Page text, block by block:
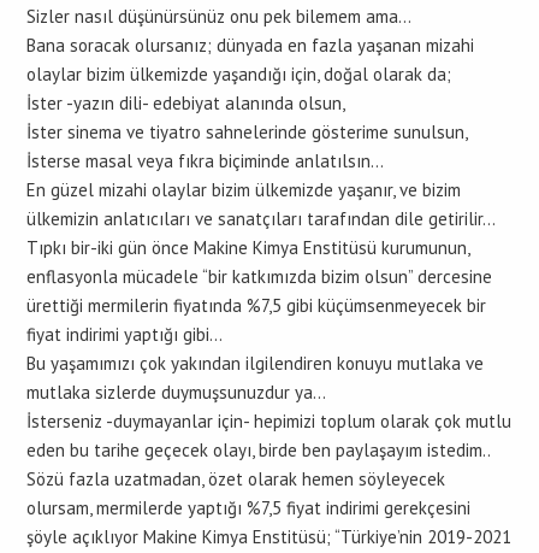
Sizler nasıl düşünürsünüz onu pek bilemem ama…
Bana soracak olursanız; dünyada en fazla yaşanan mizahi
olaylar bizim ülkemizde yaşandığı için, doğal olarak da;
İster -yazın dili- edebiyat alanında olsun,
İster sinema ve tiyatro sahnelerinde gösterime sunulsun,
İsterse masal veya fıkra biçiminde anlatılsın…
En güzel mizahi olaylar bizim ülkemizde yaşanır, ve bizim
ülkemizin anlatıcıları ve sanatçıları tarafından dile getirilir…
Tıpkı bir-iki gün önce Makine Kimya Enstitüsü kurumunun,
enflasyonla mücadele “bir katkımızda bizim olsun” dercesine
ürettiği mermilerin fiyatında %7,5 gibi küçümsenmeyecek bir
fiyat indirimi yaptığı gibi…
Bu yaşamımızı çok yakından ilgilendiren konuyu mutlaka ve
mutlaka sizlerde duymuşsunuzdur ya…
İsterseniz -duymayanlar için- hepimizi toplum olarak çok mutlu
eden bu tarihe geçecek olayı, birde ben paylaşayım istedim..
Sözü fazla uzatmadan, özet olarak hemen söyleyecek
olursam, mermilerde yaptığı %7,5 fiyat indirimi gerekçesini
şöyle açıklıyor Makine Kimya Enstitüsü; “Türkiye’nin 2019-2021